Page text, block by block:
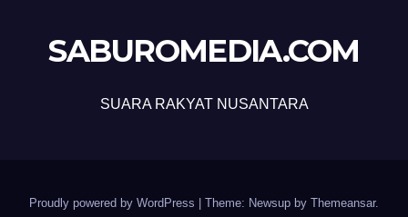
SABUROMEDIA.COM
SUARA RAKYAT NUSANTARA
Proudly powered by WordPress Theme: Newsup by Themeansar.